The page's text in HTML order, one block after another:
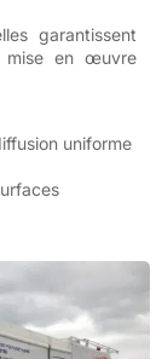
garantissent
mise en œuvre
uniforme